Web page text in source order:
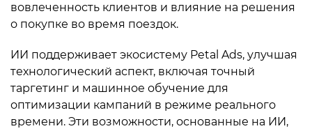
вовлеченность клиентов и влияние на решения
о покупке во время поездок.
ИИ поддерживает экосистему Petal Ads, улучшая
технологический аспект, включая точный
таргетинг и машинное обучение для
оптимизации кампаний в режиме реального
времени. Эти возможности, основанные на ИИ,